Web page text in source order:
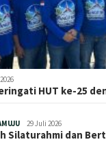
HUT ke-25
29 Juli 2026
Silaturahmi dan